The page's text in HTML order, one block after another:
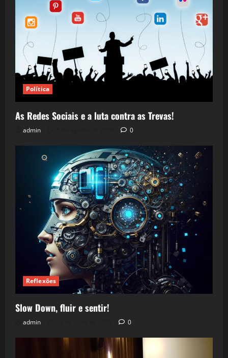
Política
As Redes Sociais e a luta contra as Trevas!
admin 0
Reflexões
Slow Down, fluir e sentir!
admin 0